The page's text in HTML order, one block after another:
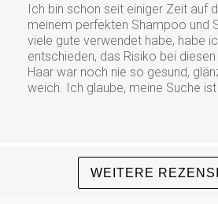
Ich bin schon seit einiger Zeit auf
meinem perfekten Shampoo und
viele gute verwendet habe, habe
entschieden, das Risiko bei
Haar war noch nie so gesund,
weich. Ich glaube, meine Suche ist
WEITERE